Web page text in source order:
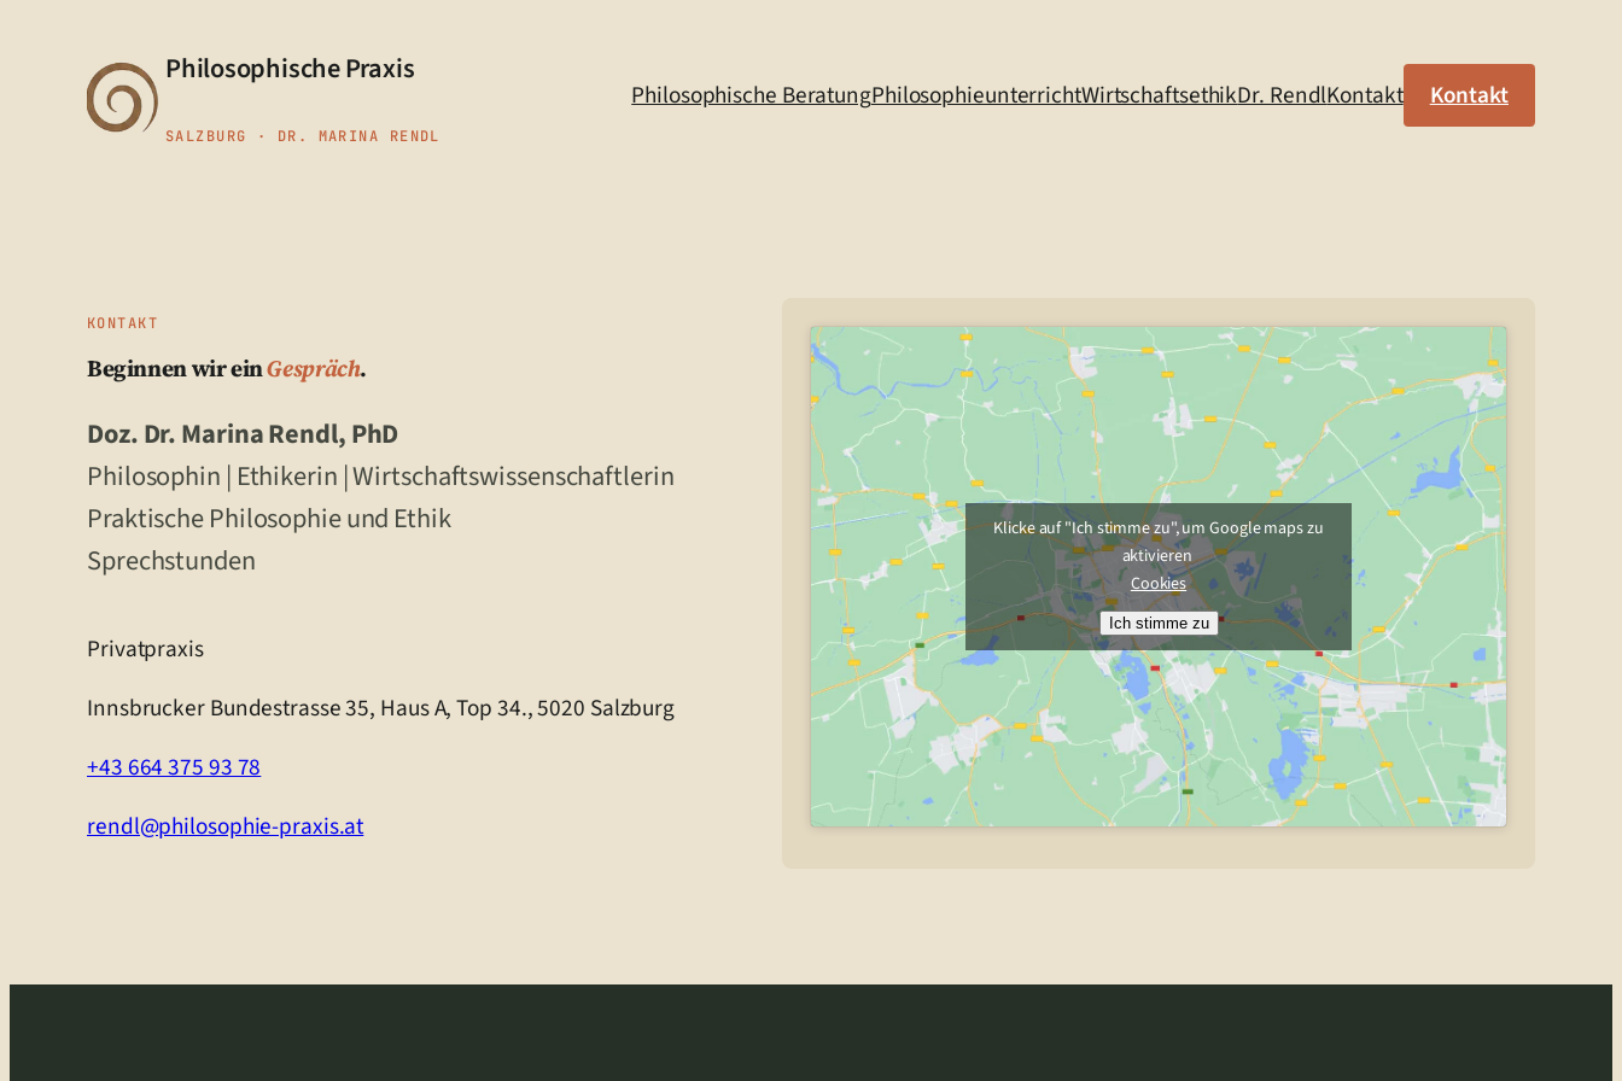
springen
Philosophische Praxis
SALZBURG · DR. MARINA RENDL
Philosophische BeratungPhilosophieunterrichtWirtschaftsethikDr. RendlKontakt Kontakt
KONTAKT
Beginnen wir einGespräch.
Doz. Dr. Marina Rendl, PhD
Philosophin | Ethikerin | Wirtschaftswissenschaftlerin
Praktische Philosophie und Ethik
Sprechstunden
Privatpraxis
Innsbrucker Bundestrasse 35, Haus A, Top 34., 5020 Salzburg
+43 664 375 93 78
rendl@philosophie-praxis.at
Klicke auf "Ich stimme zu", um Google maps zu
aktivieren
Cookies
Ich stimme zu